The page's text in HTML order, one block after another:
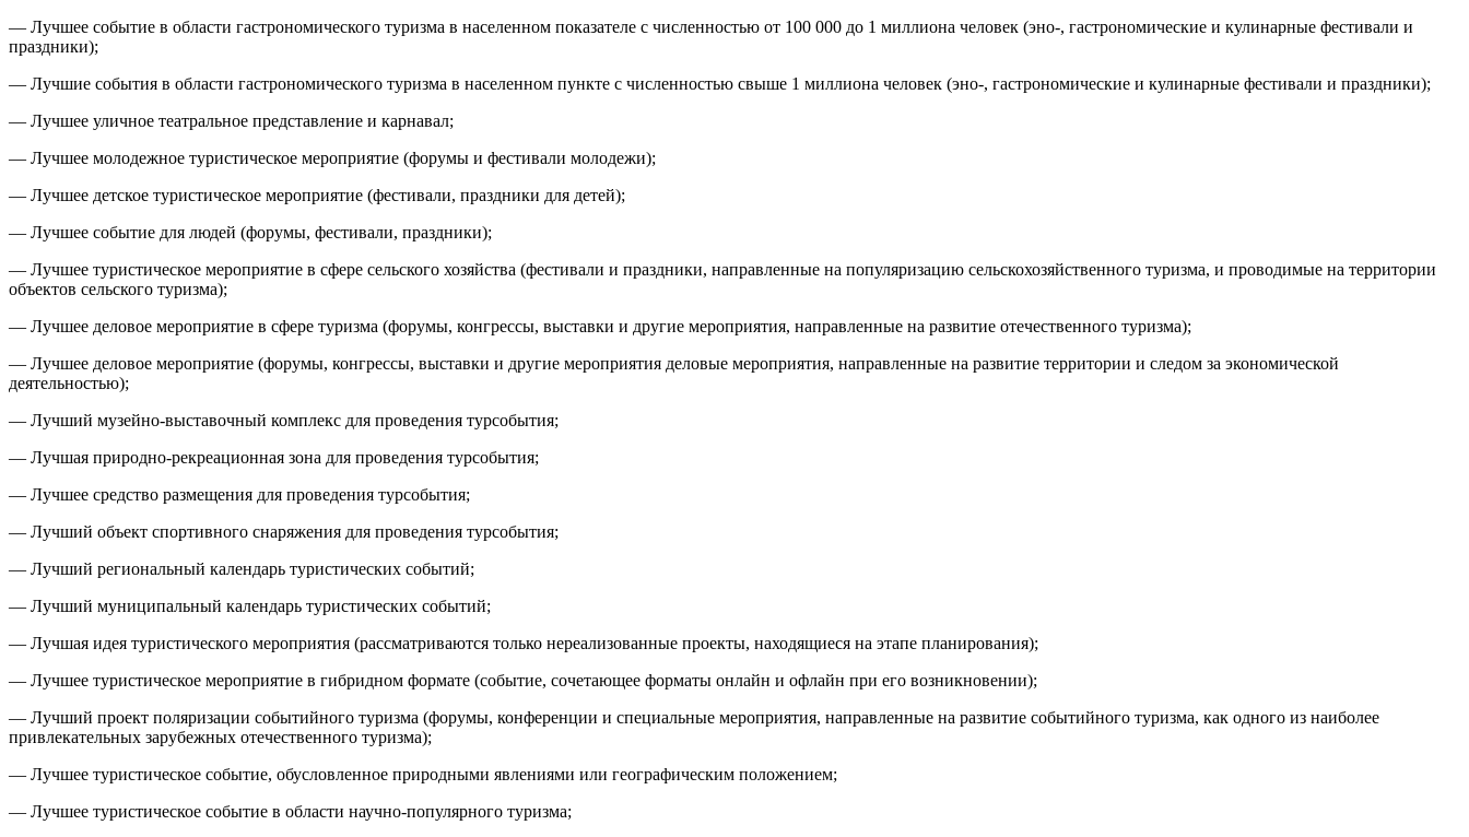
— Лучшее событие в области гастрономического туризма в населенном показателе с численностью от 100 000 до 1 миллиона человек (эно-, гастрономические и кулинарные фестивали и
праздники);
— Лучшие события в области гастрономического туризма в населенном пункте с численностью свыше 1 миллиона человек (эно-, гастрономические и кулинарные фестивали и праздники);
— Лучшее уличное театральное представление и карнавал;
— Лучшее молодежное туристическое мероприятие (форумы и фестивали молодежи);
— Лучшее детское туристическое мероприятие (фестивали, праздники для детей);
— Лучшее событие для людей (форумы, фестивали, праздники);
— Лучшее туристическое мероприятие в сфере сельского хозяйства (фестивали и праздники, направленные на популяризацию сельскохозяйственного туризма, и проводимые на территории
объектов сельского туризма);
— Лучшее деловое мероприятие в сфере туризма (форумы, конгрессы, выставки и другие мероприятия, направленные на развитие отечественного туризма);
— Лучшее деловое мероприятие (форумы, конгрессы, выставки и другие мероприятия деловые мероприятия, направленные на развитие территории и следом за экономической
деятельностью);
— Лучший музейно-выставочный комплекс для проведения турсобытия;
— Лучшая природно-рекреационная зона для проведения турсобытия;
— Лучшее средство размещения для проведения турсобытия;
— Лучший объект спортивного снаряжения для проведения турсобытия;
— Лучший региональный календарь туристических событий;
— Лучший муниципальный календарь туристических событий;
— Лучшая идея туристического мероприятия (рассматриваются только нереализованные проекты, находящиеся на этапе планирования);
— Лучшее туристическое мероприятие в гибридном формате (событие, сочетающее форматы онлайн и офлайн при его возникновении);
— Лучший проект поляризации событийного туризма (форумы, конференции и специальные мероприятия, направленные на развитие событийного туризма, как одного из наиболее
привлекательных зарубежных отечественного туризма);
— Лучшее туристическое событие, обусловленное природными явлениями или географическим положением;
— Лучшее туристическое событие в области научно-популярного туризма;